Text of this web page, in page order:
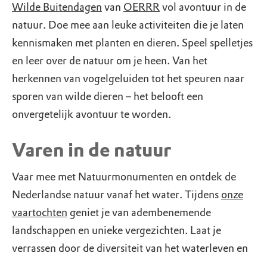
Wilde Buitendagen van OERRRvol avontuur in de
natuur. Doe mee aan leuke activiteiten die je laten
kennismaken met planten en dieren. Speel spelletjes
en leer over de natuur om je heen. Van het
herkennen van vogelgeluiden tot het speuren naar
sporen van wilde dieren – het belooft een
onvergetelijk avontuur te worden.
Varen in de natuur
Vaar mee met Natuurmonumenten en ontdek de
Nederlandse natuur vanaf het water. Tijdens onze
vaartochten geniet je van adembenemende
landschappen en unieke vergezichten. Laat je
verrassen door de diversiteit van het waterleven en